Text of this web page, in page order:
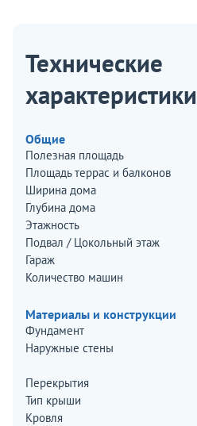
Технические
характеристики
Общие
Полезная площадь
Площадь террас и балконов
Ширина дома
Глубина дома
Этажность
Подвал / Цокольный этаж
Гараж
Количество машин
Материалы и конструкции
Фундамент
Наружные стены
Перекрытия
Тип крыши
Кровля